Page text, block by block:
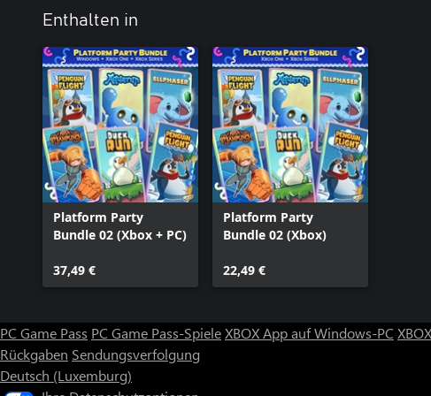
Enthalten in
Platform Party
Bundle 02 (Xbox + PC)
37,49 €
Platform Party
Bundle 02 (Xbox)
22,49 €
PC Game Pass PC Game Pass-SpieleXBOX App auf Windows-PC
Rückgaben Sendungsverfolgung
Deutsch (Luxemburg)